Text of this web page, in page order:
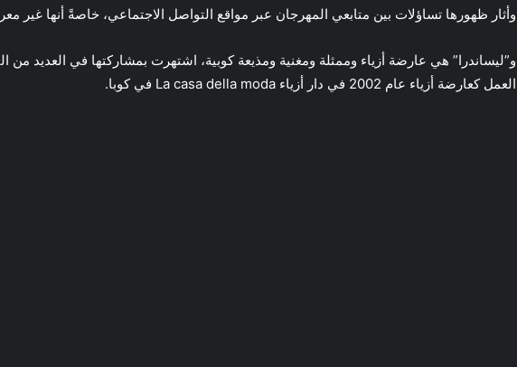
وأثار ظهورها تساؤلات بين متابعي المهرجان عبر مواقع التواصل الاجتماعي، خاصةً أنها غير
و”ليساندرا” هي عارضة أزياء وممثلة ومغنية ومذيعة كوبية، اشتهرت بمشاركتها في العديد من
العمل كعارضة أزياء عام 2002 في دار أزياء La casa della moda في كوبا.